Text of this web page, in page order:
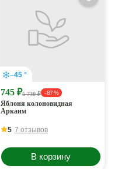
–45 °
745 ₽5 730 ₽ - 87 %
Яблоня колоновидная
Аркаим
5 7 отзывов
В корзину